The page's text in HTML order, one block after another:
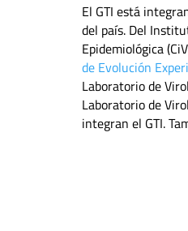
El GTI está
del país. Del
Epidemiológica
de Evolución
Laboratorio de
Laboratorio de
integran el GTI.